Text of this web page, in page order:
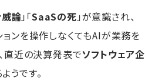
論」「SaaSの死 」が意識され、
ンを操作しなくてもAIが業務を
直近の決算発表でソフトウェア企
うです。